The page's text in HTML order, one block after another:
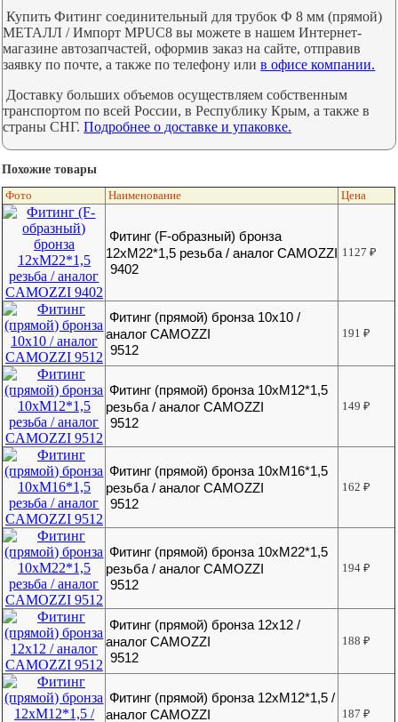
Купить Фитинг соединительный для трубок Ф 8 мм (прямой)
МЕТАЛЛ / Импорт MPUC8 вы можете в нашем Интернет-
магазине автозапчастей, оформив заказ на сайте, отправив
заявку по почте, а также по телефону илив офисе компании.
Доставку больших объемов осуществляем собственным
транспортом по всей России, в Республику Крым, а также в
страны СНГ.Подробнее о доставке и упаковке.
Похожие товары
Фото Наименование Цена
Фитинг (F-образный) бронза
12хМ22*1,5 резьба / аналог CAMOZZI
9402
1127₽
Фитинг (прямой) бронза 10х10 /
аналог CAMOZZI
9512
191₽
Фитинг (прямой) бронза 10хМ12*1,5
резьба / аналог CAMOZZI
9512
149₽
Фитинг (прямой) бронза 10хМ16*1,5
резьба / аналог CAMOZZI
9512
162₽
Фитинг (прямой) бронза 10хМ22*1,5
резьба / аналог CAMOZZI
9512
194₽
Фитинг (прямой) бронза 12х12 /
аналог CAMOZZI
9512
188₽
Фитинг (прямой) бронза 12хМ12*1,5 /
аналог CAMOZZI
187₽